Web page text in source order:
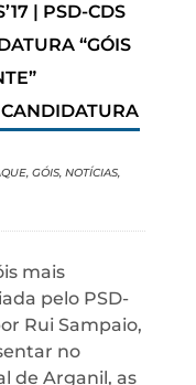
| PSD-CDS
“GÓIS
, GÓIS, NOTÍCIAS,
mais
pelo PSD-
Rui Sampaio,
no
de Arganil, as